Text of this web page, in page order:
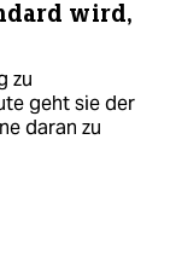
wird,
zu
geht sie der
daran zu